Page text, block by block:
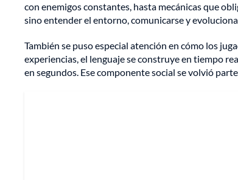
con enemigos constantes, hasta mecánicas que
sino entender el entorno, comunicarse y
También se puso especial atención en cómo los
experiencias, el lenguaje se construye en tiempo
en segundos. Ese componente social se volvió